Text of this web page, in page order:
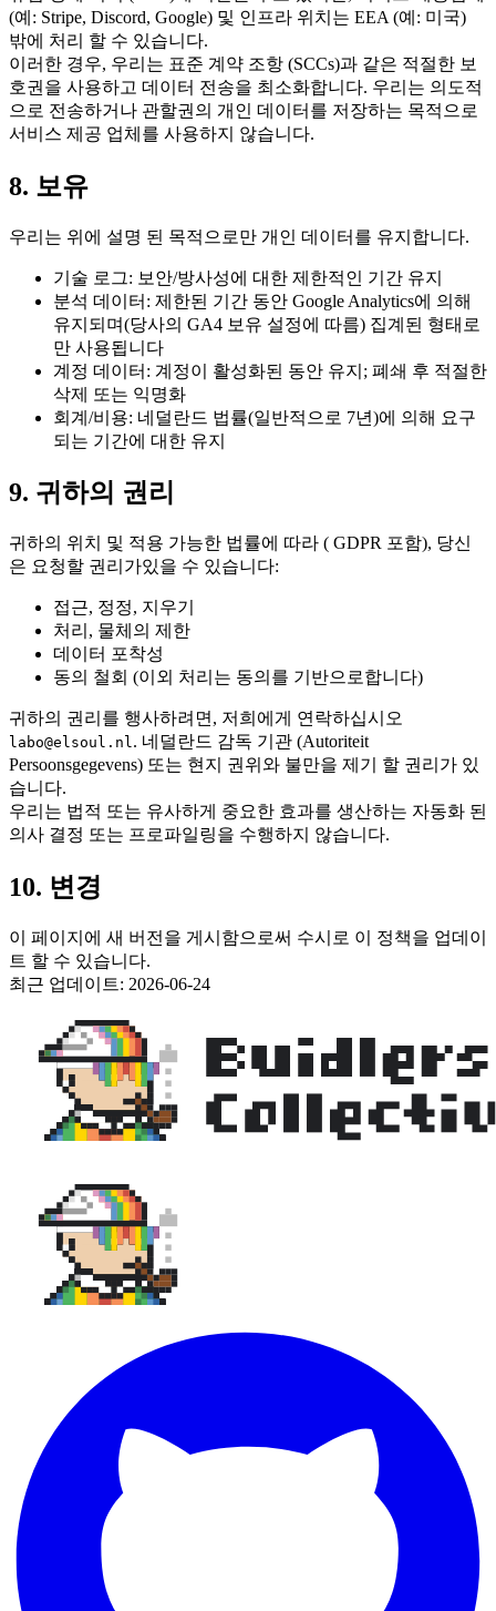
(예: Stripe, Discord, Google) 및 인프라 위치는 EEA (예: 미국)
밖에 처리 할 수 있습니다.
이러한 경우, 우리는 표준 계약 조항 (SCCs)과 같은 적절한 보
호권을 사용하고 데이터 전송을 최소화합니다. 우리는 의도적
으로 전송하거나 관할권의 개인 데이터를 저장하는 목적으로
서비스 제공 업체를 사용하지 않습니다.
8. 보유
우리는 위에 설명 된 목적으로만 개인 데이터를 유지합니다.
기술 로그: 보안/방사성에 대한 제한적인 기간 유지
분석 데이터: 제한된 기간 동안 Google Analytics에 의해
유지되며(당사의 GA4 보유 설정에 따름) 집계된 형태로
만 사용됩니다
계정 데이터: 계정이 활성화된 동안 유지; 폐쇄 후 적절한
삭제 또는 익명화
회계/비용: 네덜란드 법률(일반적으로 7년)에 의해 요구
되는 기간에 대한 유지
9. 귀하의 권리
귀하의 위치 및 적용 가능한 법률에 따라 ( GDPR 포함), 당신
은 요청할 권리가있을 수 있습니다:
접근, 정정, 지우기
처리, 물체의 제한
데이터 포착성
동의 철회 (이외 처리는 동의를 기반으로합니다)
귀하의 권리를 행사하려면, 저희에게 연락하십시오
labo@elsoul.nl. 네덜란드 감독 기관 (Autoriteit
Persoonsgegevens) 또는 현지 권위와 불만을 제기 할 권리가 있
습니다.
우리는 법적 또는 유사하게 중요한 효과를 생산하는 자동화 된
의사 결정 또는 프로파일링을 수행하지 않습니다.
10. 변경
이 페이지에 새 버전을 게시함으로써 수시로 이 정책을 업데이
트 할 수 있습니다.
최근 업데이트: 2026-06-24